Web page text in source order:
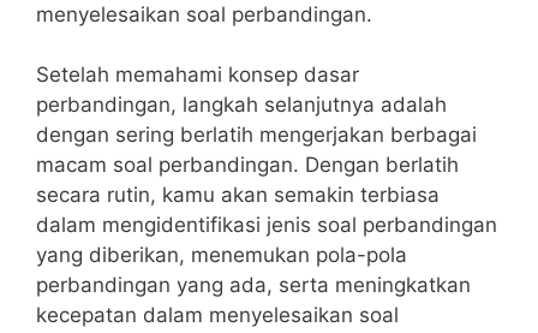
menyelesaikan soal perbandingan.
Setelah ​memahami konsep dasar
perbandingan, langkah selanjutnya adalah
dengan ⁤sering berlatih mengerjakan berbagai
macam soal perbandingan. ⁣Dengan berlatih
secara rutin, kamu ⁤akan semakin terbiasa
dalam mengidentifikasi ​jenis soal perbandingan
yang diberikan, menemukan pola-pola
perbandingan yang ada, ‍serta meningkatkan
kecepatan dalam menyelesaikan soal